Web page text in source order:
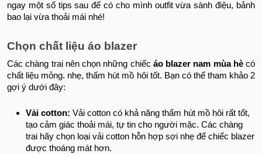
ngay một số tips sau để có cho mình outfit vừa sành điệu, bảnh
bao lại vừa thoải mái nhé!
Chọn chất liệu áo blazer
Các chàng trai nên chọn những chiếc áo blazer nam mùa hècó
chất liệu mỏng. nhẹ, thấm hút mồ hôi tốt. Bạn có thể tham khảo 2
gợi ý dưới đây:
Vải cotton: Vải cotton có khả năng thấm hút mồ hôi rất tốt,
tạo cảm giác thoải mái, tự tin cho người mặc. Các chàng
trai hãy chọn loại vải cotton hỗn hợp sợi nhẹ để chiếc blazer
được thoáng mát hơn.